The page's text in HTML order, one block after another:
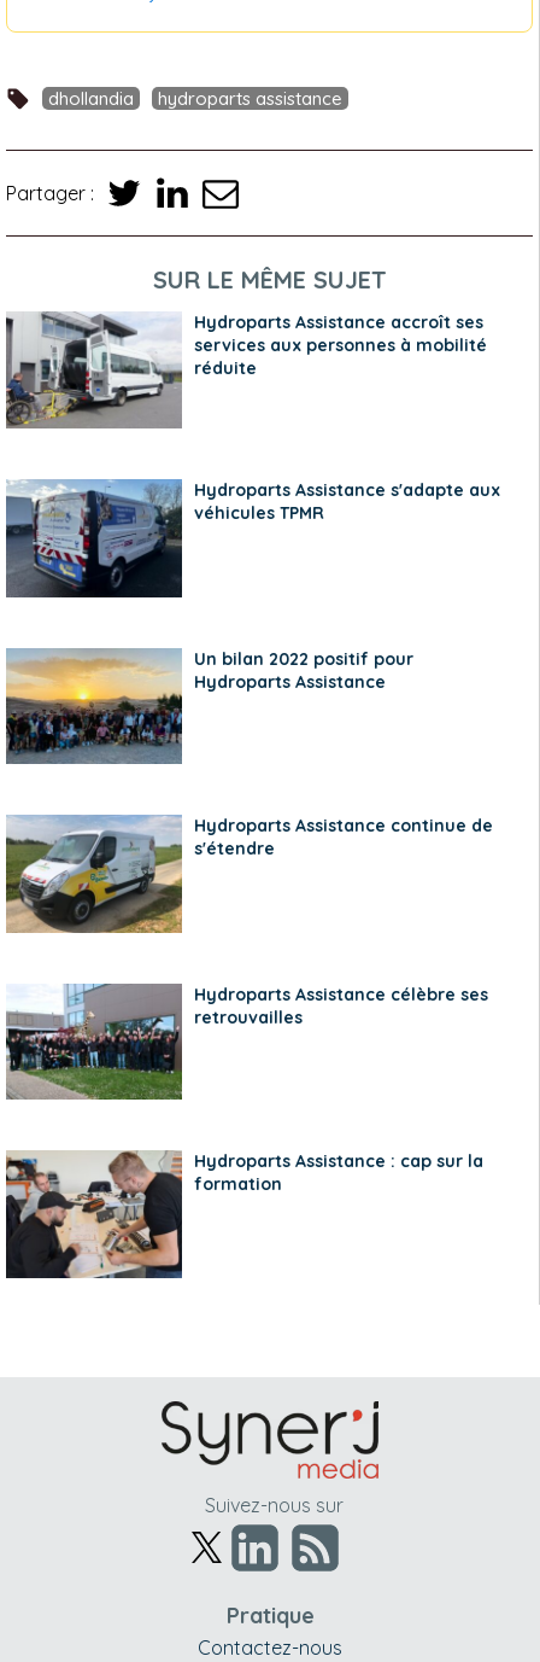
dhollandia hydroparts assistance
Partager :
SUR LE MÊME SUJET
Hydroparts Assistance accroît ses
services aux personnes à mobilité
réduite
Hydroparts Assistance s'adapte aux
véhicules TPMR
Un bilan 2022 positif pour
Hydroparts Assistance
Hydroparts Assistance continue de
s'étendre
Hydroparts Assistance célèbre ses
retrouvailles
Hydroparts Assistance : cap sur la
formation
Suivez-nous sur
Pratique
Contactez-nous